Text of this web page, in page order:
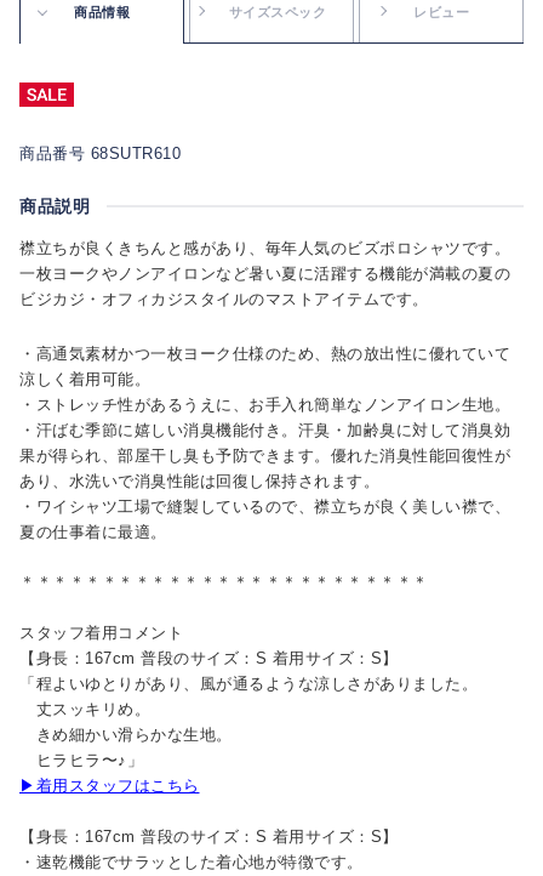
商品情報 サイズスペック レビュー
商品番号 68SUTR610
商品説明
襟立ちが良くきちんと感があり、毎年人気のビズポロシャツです。
一枚ヨークやノンアイロンなど暑い夏に活躍する機能が満載の夏の
ビジカジ・オフィカジスタイルのマストアイテムです。
・高通気素材かつ一枚ヨーク仕様のため、熱の放出性に優れていて
涼しく着用可能。
・ストレッチ性があるうえに、お手入れ簡単なノンアイロン生地。
・汗ばむ季節に嬉しい消臭機能付き。汗臭・加齢臭に対して消臭効
果が得られ、部屋干し臭も予防できます。優れた消臭性能回復性が
あり、水洗いで消臭性能は回復し保持されます。
・ワイシャツ工場で縫製しているので、襟立ちが良く美しい襟で、
夏の仕事着に最適。
＊＊＊＊＊＊＊＊＊＊＊＊＊＊＊＊＊＊＊＊＊＊＊＊＊
スタッフ着用コメント
【身長：167cm 普段のサイズ：S 着用サイズ：S】
「程よいゆとりがあり、風が通るような涼しさがありました。
丈スッキリめ。
きめ細かい滑らかな生地。
ヒラヒラ〜♪」
▶着用スタッフはこちら
【身長：167cm 普段のサイズ：S 着用サイズ：S】
・速乾機能でサラッとした着心地が特徴です。